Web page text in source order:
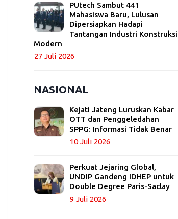
PUtech Sambut 441
Mahasiswa Baru, Lulusan
Dipersiapkan Hadapi
Tantangan Industri Konstruksi
Modern
27 Juli 2026
NASIONAL
Kejati Jateng Luruskan Kabar
OTT dan Penggeledahan
SPPG: Informasi Tidak Benar
10 Juli 2026
Perkuat Jejaring Global,
UNDIP Gandeng IDHEP untuk
Double Degree Paris-Saclay
9 Juli 2026